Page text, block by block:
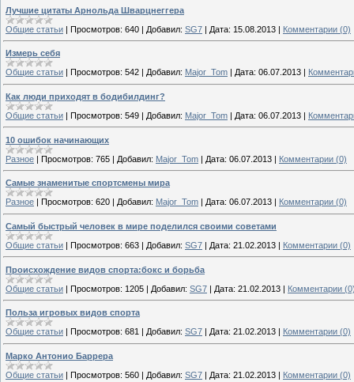
Лучшие цитаты Арнольда Шварцнеггера
Общие статьи | Просмотров: 640 | Добавил: SG7 | Дата: 15.08.2013 | Комментарии (0)
Измерь себя
Общие статьи
Просмотров: 542 Добавил: Major_Tom Дата: 06.07.2013
Как люди приходят в бодибилдинг?
Общие статьи | Просмотров: 549 | Добавил: Major_Tom | Дата: 06.07.2013 |
10 ошибок начинающих
Разное | Просмотров: 765 | Добавил: Major_Tom | Дата: 06.07.2013 | Комментарии (0)
Самые знаменитые спортсмены мира
Разное
Просмотров: 620 Добавил: Major_Tom Дата: 06.07.2013 Комментарии (0)
Самый быстрый человек в мире поделился своими советами
Общие статьи | Просмотров: 663 | Добавил: SG7 | Дата: 21.02.2013 | Комментарии (0)
Происхождение видов спорта:бокс и борьба
Общие статьи | Просмотров: 1205 | Добавил: SG7 | Дата: 21.02.2013 | Комментарии
Польза игровых видов спорта
Общие статьи | Просмотров: 681 | Добавил: SG7 | Дата: 21.02.2013 | Комментарии (0)
Марко Антонио Баррера
Общие статьи | Просмотров: 560 | Добавил: SG7 | Дата: 21.02.2013 | Комментарии (0)